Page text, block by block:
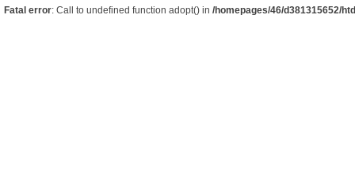
Fatal error: Call to undefined function adopt() in /homepages/46/d381315652/